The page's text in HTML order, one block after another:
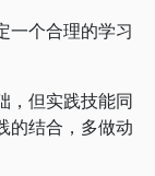
个合理的学习
但实践技能同
的结合，多做动